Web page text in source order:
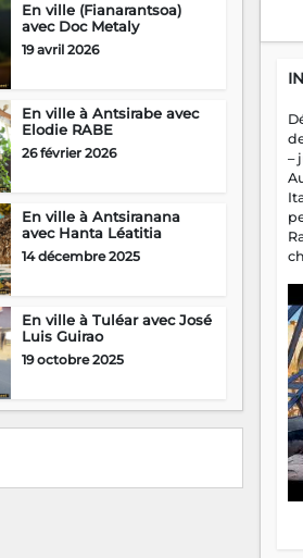
En ville (Fianarantsoa)
avec Doc Metaly
19 avril 2026
En ville à Antsirabe avec
Elodie RABE
26 février 2026
En ville à Antsiranana
avec Hanta Léatitia
14 décembre 2025
En ville à Tuléar avec José
Luis Guirao
19 octobre 2025
–